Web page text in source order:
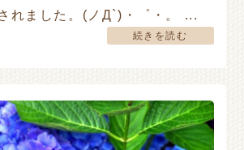
れました。(ノД`)・゜・。 ...
続きを読む